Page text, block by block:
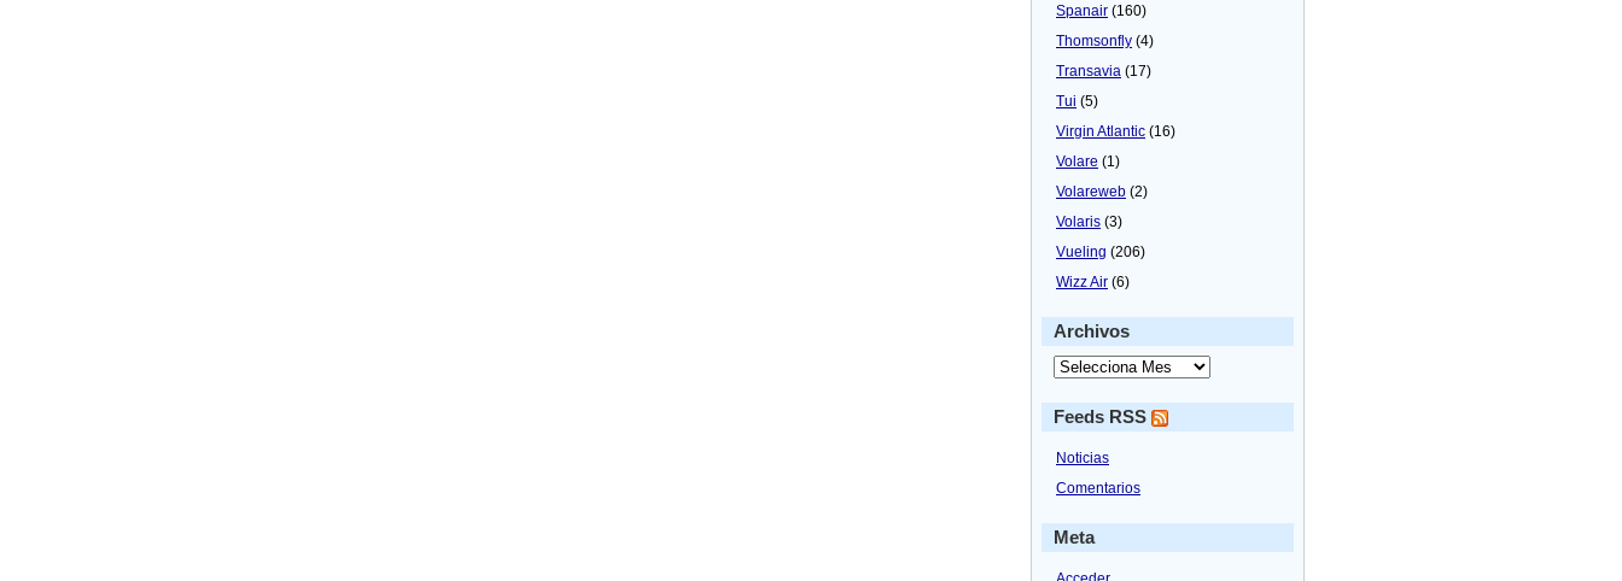
Spanair (160)
Thomsonfly (4)
Transavia (17)
Tui (5)
Virgin Atlantic (16)
Volare (1)
Volareweb (2)
Volaris (3)
Vueling (206)
Wizz Air (6)
Archivos
Feeds RSS
Noticias
Comentarios
Meta